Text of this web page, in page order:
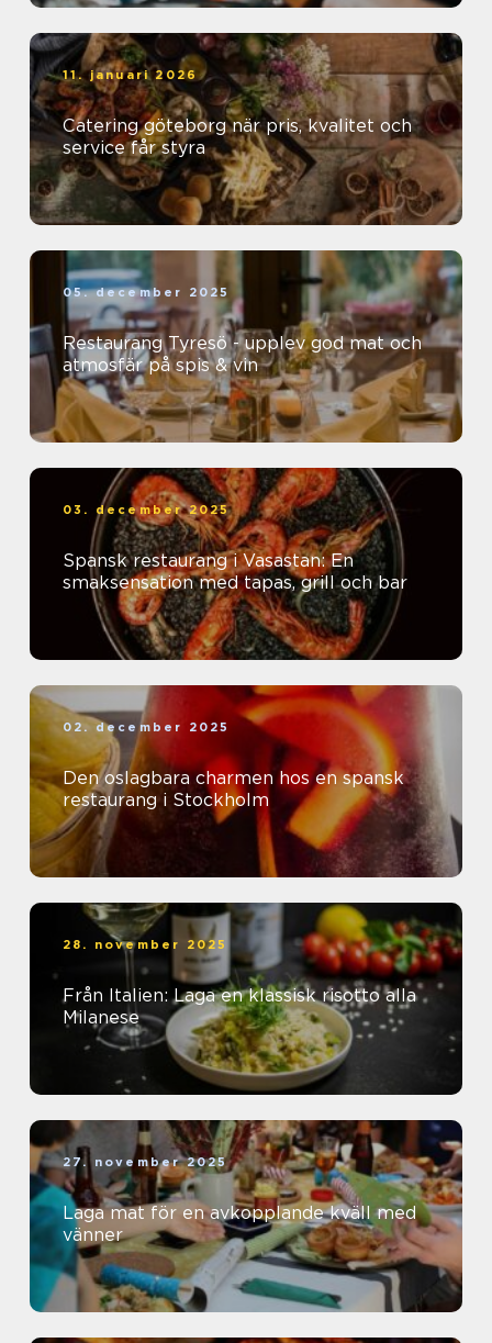
11. januari 2026
Catering göteborg när pris, kvalitet och
service får styra
05. december 2025
Restaurang Tyresö - upplev god mat och
atmosfär på spis & vin
03. december 2025
Spansk restaurang i Vasastan: En
smaksensation med tapas, grill och bar
02. december 2025
Den oslagbara charmen hos en spansk
restaurang i Stockholm
28. november 2025
Från Italien: Laga en klassisk risotto alla
Milanese
27. november 2025
Laga mat för en avkopplande kväll med
vänner